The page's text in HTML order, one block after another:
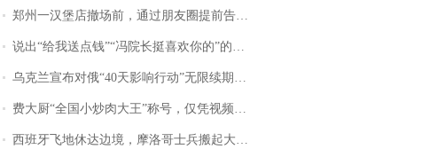
郑州一汉堡店撤场前，通过朋友圈提前告知逐一退费，有顾客仅剩1元也全被退回，分文不少；顾客：言而有信，让人感动
说出“给我送点钱”“冯院长挺喜欢你的”的执行局局长被停职，被骚扰的当事人还有问题待解决
乌克兰宣布对俄“40天影响行动”无限续期，7月两国对轰数据均创纪录
费大厨“全国小炒肉大王”称号，仅凭视频评出？中国烹饪协会回应
西班牙飞地休达边境，摩洛哥士兵搬起大石块投向移民引争议，此前一天内数万人从摩洛哥涌入西班牙